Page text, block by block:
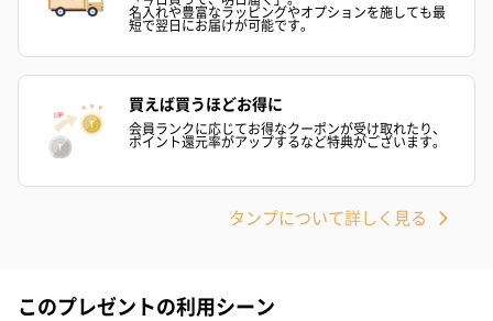
ト【ありがとう】
ドクリーム（ピンクグ
ドクリーム（
リラックスグッズ
リラックスグッズを同梱してお届けします。
名入れや豊富なラッピングやオプションを施しても最
短で翌日にお届けが可能です。
買えば買うほどお得に
会員ランクに応じてお得なクーポンが受け取れたり、
ポイント還元率がアップするなど特典がございます。
タンプについて詳しく見る
このプレゼントの利用シーン